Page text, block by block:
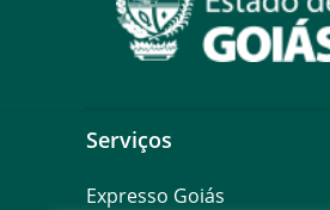
Serviços
Expresso Goiás